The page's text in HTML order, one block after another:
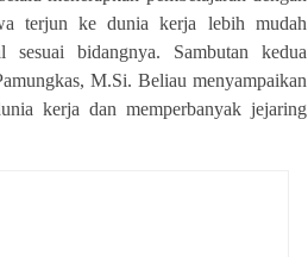
terjun ke dunia kerja lebih mudah
sesuai bidangnya. Sambutan kedua
M.Si. Beliau menyampaikan
kerja dan memperbanyak jejaring